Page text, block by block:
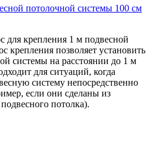
потолочной системы 100 см
для крепления 1 м подвесной
крепления позволяет установить
системы на расстоянии до 1 м
для ситуаций, когда
систему непосредственно
если они сделаны из
потолка).